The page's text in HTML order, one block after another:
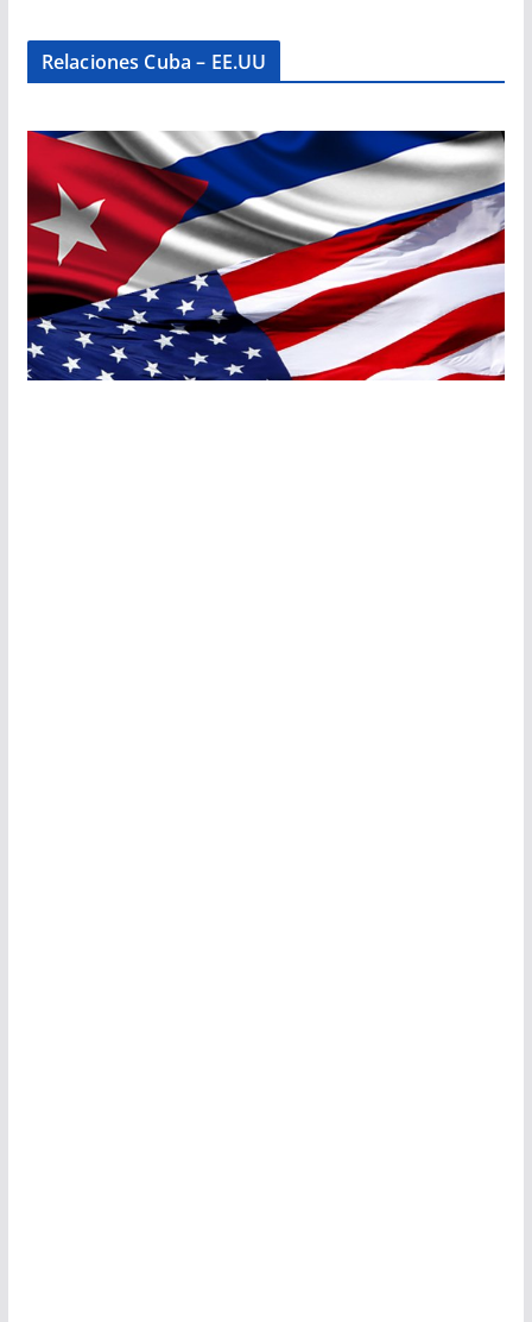
Relaciones Cuba – EE.UU